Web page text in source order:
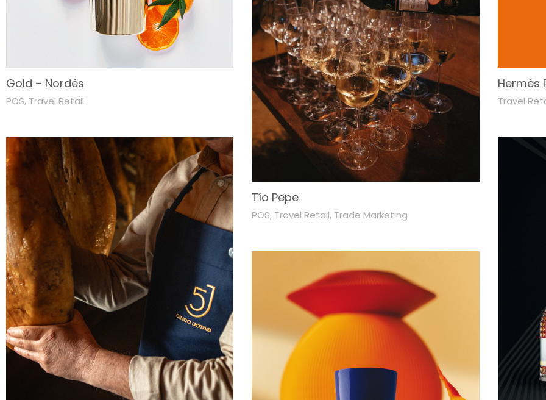
Gold – Nordés
POS, Travel Retail
Tío Pepe
POS, Travel Retail, Trade Marketing
Hermès
Travel